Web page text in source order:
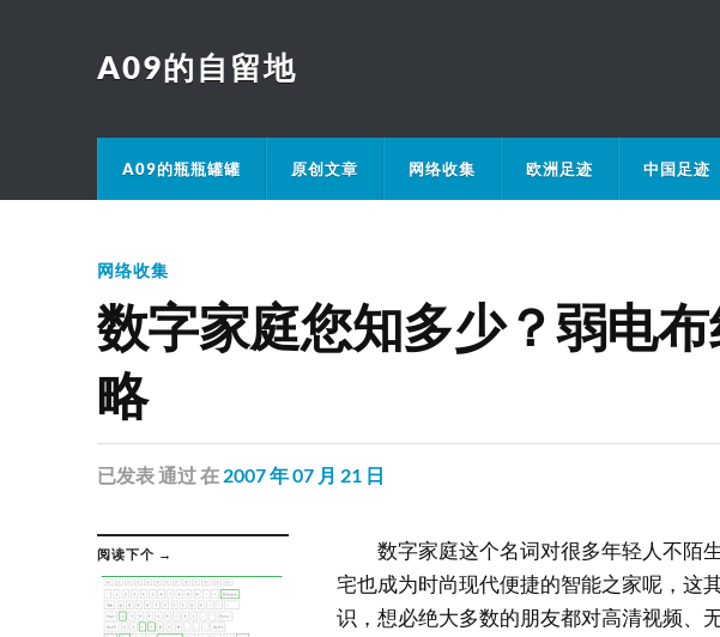
A09的自留地
A09的瓶瓶罐罐 原创文章 网络收集 欧洲足迹 中国足迹
网络收集
数字家庭您知多少？弱电
略
已发表通过在 2007 年 07 月 21 日
阅读下个 →
数字家庭这个名词对很多年轻人不陌
宅也成为时尚现代便捷的智能之家呢，这
识，想必绝大多数的朋友都对高清视频、